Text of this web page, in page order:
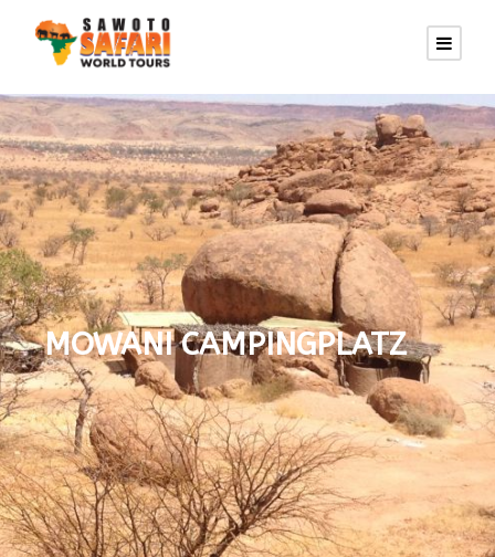
MOWANI CAMPINGPLATZ